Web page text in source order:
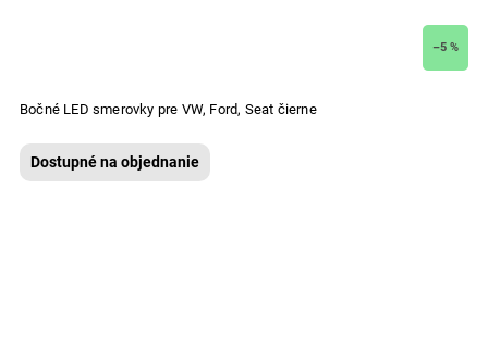
–5 %
Bočné LED smerovky pre VW, Ford, Seat čierne
Dostupné na objednanie